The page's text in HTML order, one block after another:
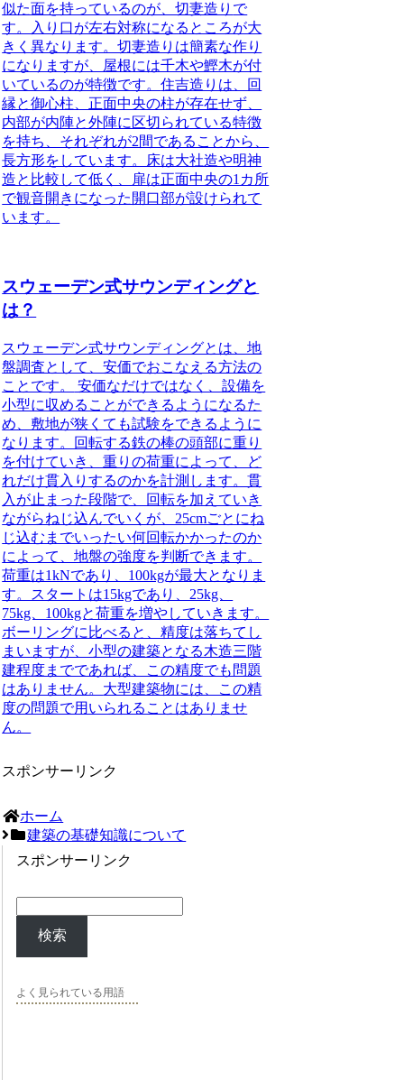
似た面を持っているのが、切妻造り で
す。入り口が左右対称になるところが大
きく異なります。切妻造りは簡素な作り
になりますが、屋根には千木や鰹木が付
いているのが特徴です。住吉造りは、回
縁と御心柱、正面中央の柱が存在せず、
内部が内陣と外陣に区切られている特徴
を持ち、それぞれが2間であることから、
長方形をしています。床は大社造や明神
造と比較して低く、扉は正面中央の1カ所
で観音開きになった開口部が設けられて
います。
スウェーデン式サウンディングと
は？
スウェーデン式サウンディングとは、地
盤調査として、安価でおこなえる方法の
ことです。
安価なだけではなく、設備を
小型に収めることができるようになるた
め、敷地が狭くても試験をできるように
なります。回転する鉄の棒の頭部に重り
を付けていき、重りの荷重によって、ど
れだけ貫入りするのかを計測します。貫
入が止まった段階で、回転を加えていき
ながらねじ込んでいくが、25cmごとにね
じ込むまでいったい何回転かかったのか
によって、地盤の強度を判断できます。
荷重は1kNであり、100kgが最大となりま
す。スタートは15kgであり、25kg、
75kg、100kgと荷重を増やしていきます。
ボーリングに比べると、精度は落ちてし
まいますが、小型の建築となる木造三階
建程度までであれば、この精度でも問題
はありません。 大型建築物には、この精
度の問題で用いられることはありませ
ん。
スポンサーリンク
ホーム
建築の基礎知識について
スポンサーリンク
検索
よく見られている用語